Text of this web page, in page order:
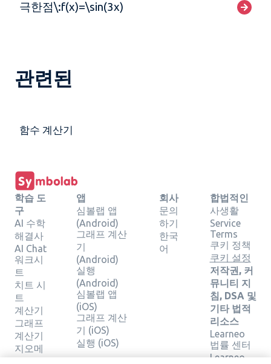
극한점\:f(x)=\sin(3x)
관련된
함수 계산기
학습 도
구
AI 수학
해결사
AI Chat
워크시
트
치트 시
트
계산기
그래프
계산기
지오메
트리 계
앱
심볼랩 앱
(Android)
그래프 계산
기
(Android)
실행
(Android)
심볼랩 앱
(iOS)
그래프 계산
기 (iOS)
실행 (iOS)
회사
문의
하기
한국
어
합법적인
사생활
Service
Terms
쿠키 정책
쿠키 설정
저작권, 커
뮤니티 지
침, DSA 및
기타 법적
리소스
Learneo
법률 센터
Learneo